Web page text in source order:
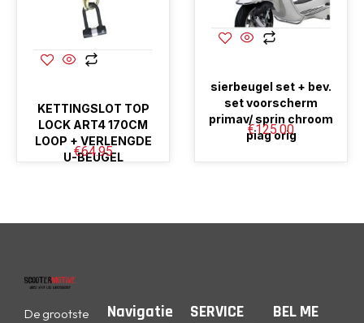
KETTINGSLOT TOP
LOCK ART4 170CM
LOOP + VERLENGDE
U-BEUGEL
€64.95
sierbeugel set + bev.
set voorscherm
primav/ sprin chroom
piag orig
€125.00
De grootste
Navigatie SERVICE
BEL ME